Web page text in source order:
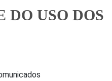
DO USO DOS